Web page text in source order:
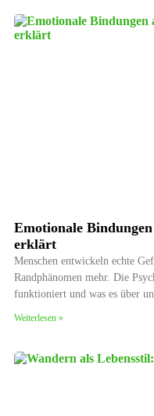
Emotionale
erklärt
Menschen entwickeln echte
Randphänomen mehr. Die
funktioniert und was es über
Weiterlesen »